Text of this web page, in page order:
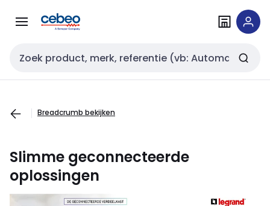
naar
naar
Zoekveld invoer
Breadcrumb bekijken
Slimme geconnecteerde
oplossingen